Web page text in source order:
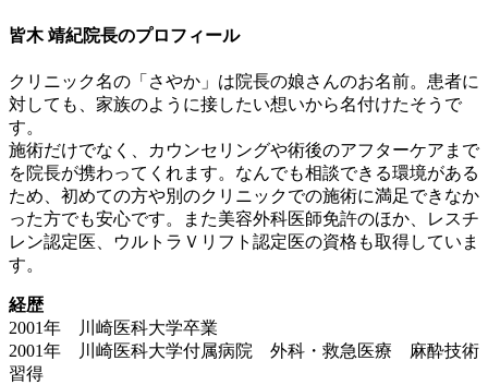
皆木 靖紀院長のプロフィール
クリニック名の「さやか」は院長の娘さんのお名前。患者に
対しても、家族のように接したい想いから名付けたそうで
す。
施術だけでなく、カウンセリングや術後のアフターケアまで
を院長が携わってくれます。なんでも相談できる環境がある
ため、初めての方や別のクリニックでの施術に満足できなか
った方でも安心です。また美容外科医師免許のほか、レスチ
レン認定医、ウルトラＶリフト認定医の資格も取得していま
す。
経歴
2001年 川崎医科大学卒業
2001年 川崎医科大学付属病院 外科・救急医療 麻酔技術
習得